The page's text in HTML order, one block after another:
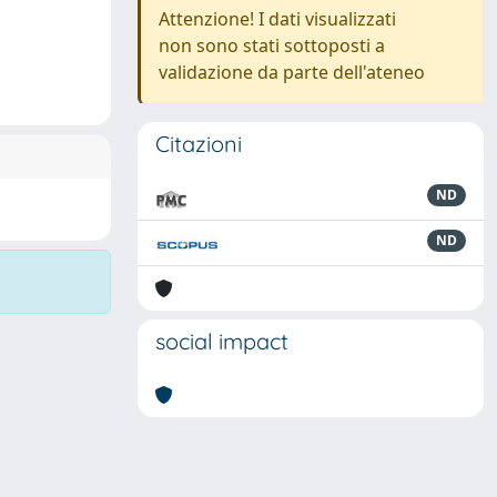
Attenzione! I dati visualizzati
non sono stati sottoposti a
validazione da parte dell'ateneo
Citazioni
ND
ND
social impact